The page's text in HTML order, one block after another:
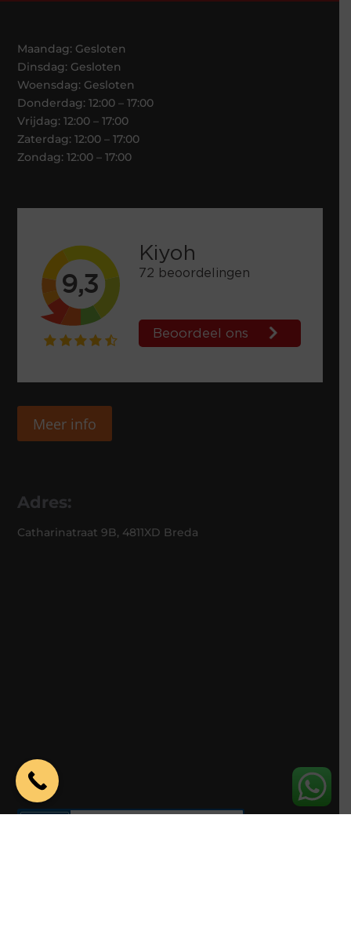
Maandag: Gesloten
Dinsdag: Gesloten
Woensdag: Gesloten
Donderdag: 12:00 – 17:00
Vrijdag: 12:00 – 17:00
Zaterdag: 12:00 – 17:00
Zondag: 12:00 – 17:00
Meer info
Adres:
Catharinatraat 9B, 4811XD Breda